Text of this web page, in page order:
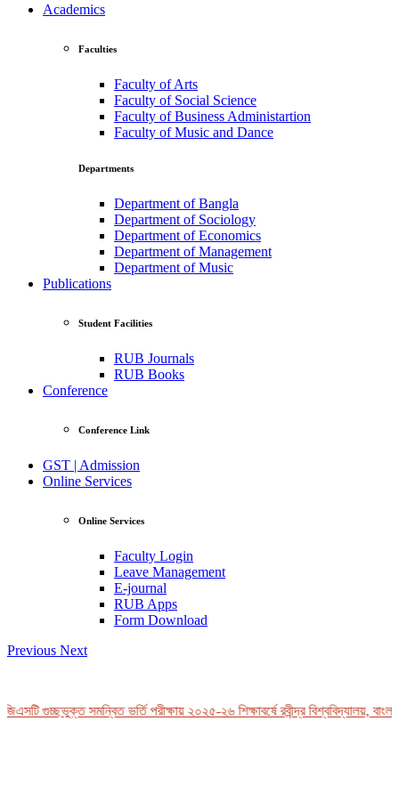
Academics
Faculties
Faculty of Arts
Faculty of Social Science
Faculty of Business Administartion
Faculty of Music and Dance
Departments
Department of Bangla
Department of Sociology
Department of Economics
Department of Management
Department of Music
Publications
Student Facilities
RUB Journals
RUB Books
Conference
Conference Link
GST | Admission
Online Services
Online Services
Faculty Login
Leave Management
E-journal
RUB Apps
Form Download
Previous Next
গুচ্ছভুক্ত সমন্বিত ভর্তি পরীক্ষায় ২০২৫-২৬ শিক্ষাবর্ষে রবীন্দ্র বিশ্ববিদ্যালয়,